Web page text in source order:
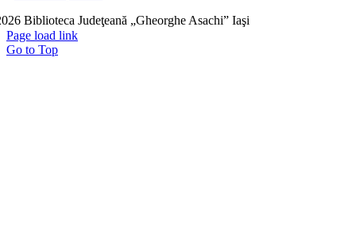
Biblioteca Judeţeană „Gheorghe Asachi” Iaşi
Page load link
Go to Top